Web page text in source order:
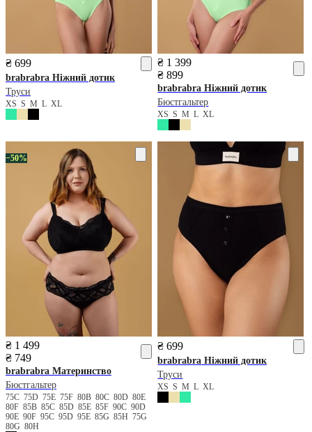
₴ 699
brabrabra Ніжний дотик
Труси
XS S M L XL
₴ 1 399
₴ 899
brabrabra Ніжний дотик
Бюстгальтер
XSSMLXL
−50%
₴ 1 499
₴ 749
brabrabra Материнство
Бюстгальтер
75C 75D 75E 75F 80B 80C 80D 80E
80F 85B 85C 85D 85E 85F 90C 90D
90E 90F 95C 95D 95E 85G 85H 75G
80G 80H
₴ 699
brabrabra Ніжний дотик
Труси
XSSMLXL